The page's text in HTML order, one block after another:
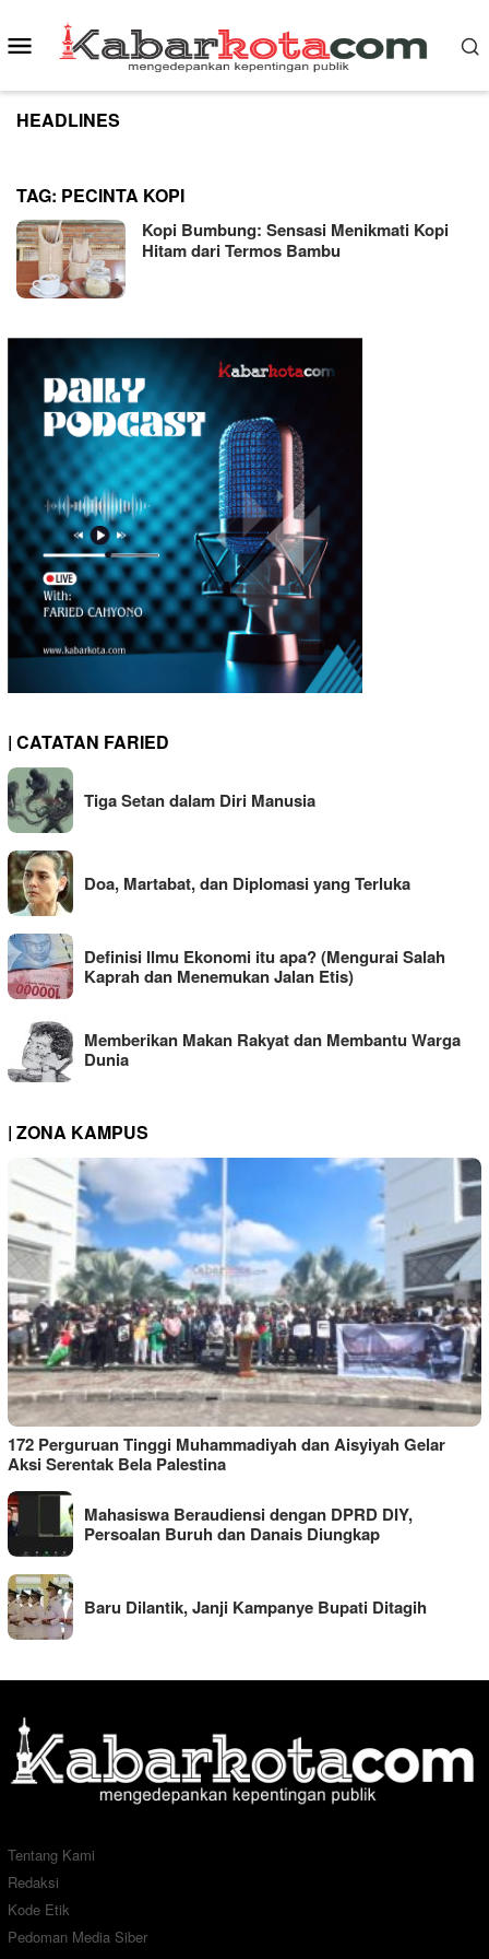
to
content
Mobile
Menu
HEADLINES
TAG: PECINTA KOPI
Kopi Bumbung: Sensasi Menikmati Kopi
Hitam dari Termos Bambu
| CATATAN FARIED
Tiga Setan dalam Diri Manusia
Doa, Martabat, dan Diplomasi yang Terluka
Definisi Ilmu Ekonomi itu apa? (Mengurai Salah
Kaprah dan Menemukan Jalan Etis)
Memberikan Makan Rakyat dan Membantu Warga
Dunia
| ZONA KAMPUS
172 Perguruan Tinggi Muhammadiyah dan Aisyiyah Gelar
Aksi Serentak Bela Palestina
Mahasiswa Beraudiensi dengan DPRD DIY,
Persoalan Buruh dan Danais Diungkap
Baru Dilantik, Janji Kampanye Bupati Ditagih
Tentang Kami
Redaksi
Kode Etik
Pedoman Media Siber